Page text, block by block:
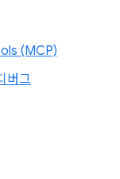
(MCP)
버그